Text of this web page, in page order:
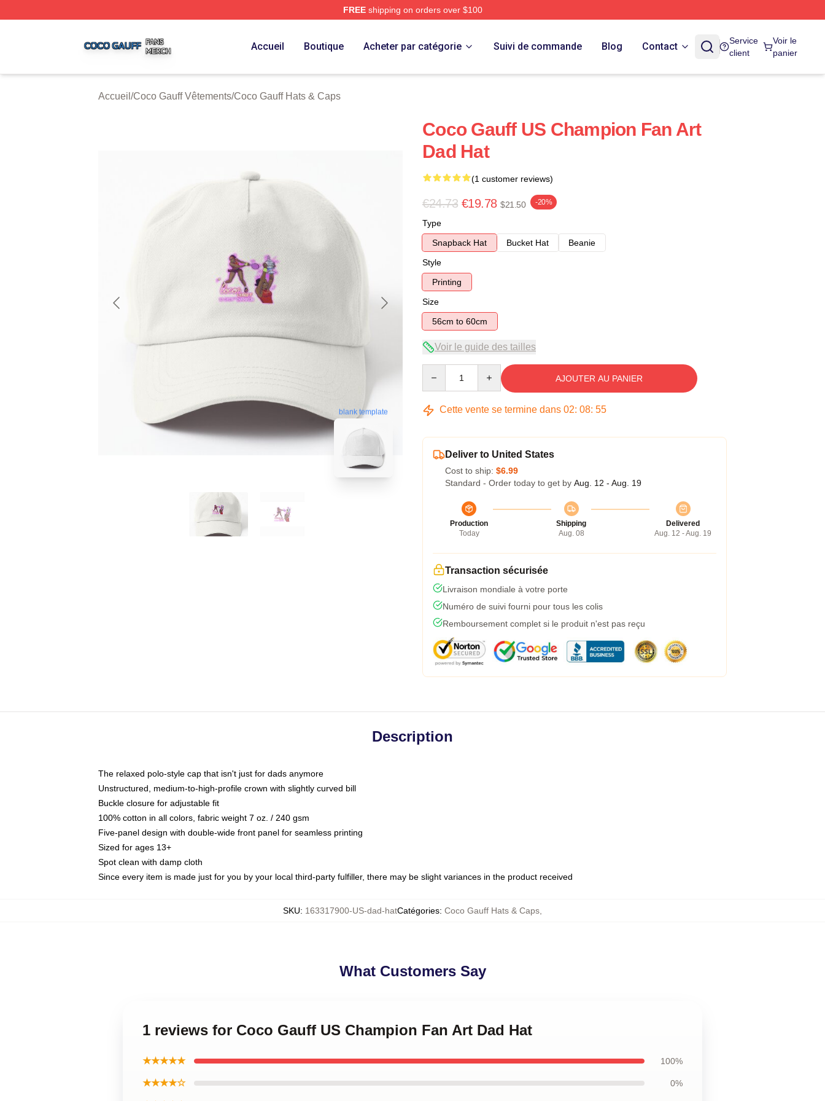
FREEshipping on orders over $100
Accueil Boutique Acheter par catégorie Suivi de commande Blog Contact
Service
client
Voir le
panier
Accueil /Coco Gauff Vêtements/Coco Gauff Hats & Caps
blank template
Coco Gauff US Champion Fan Art
Dad Hat
(1 customer reviews)
€24.73 €19.78 $21.50 -20%
Type
Snapback Hat
Bucket Hat
Beanie
Style
Printing
Size
56cm to 60cm
Voir le guide des tailles
AJOUTER AU PANIER
Cette vente se termine dans 02: 08: 54
Deliver to United States
Cost to ship: $6.99
Standard - Order today to get by Aug. 12 - Aug. 19
Production
Today
Shipping
Aug. 08
Delivered
Aug. 12 - Aug. 19
Transaction sécurisée
Livraison mondiale à votre porte
Numéro de suivi fourni pour tous les colis
Remboursement complet si le produit n'est pas reçu
Description
The relaxed polo-style cap that isn't just for dads anymore
Unstructured, medium-to-high-profile crown with slightly curved bill
Buckle closure for adjustable fit
100% cotton in all colors, fabric weight 7 oz. / 240 gsm
Five-panel design with double-wide front panel for seamless printing
Sized for ages 13+
Spot clean with damp cloth
Since every item is made just for you by your local third-party fulfiller, there may be slight variances in the product received
SKU: 163317900-US-dad-hatCatégories: Coco Gauff Hats & Caps
What Customers Say
1 reviews for Coco Gauff US Champion Fan Art Dad Hat
★★★★★ 100%
★★★★☆ 0%